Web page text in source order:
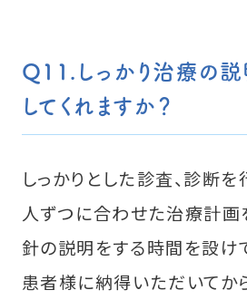
Q11.しっかり治療の説
してくれますか？
しっかりとした診査、診断
人ずつに合わせた治療計画
針の説明をする時間を設け
患者様に納得いただいてか